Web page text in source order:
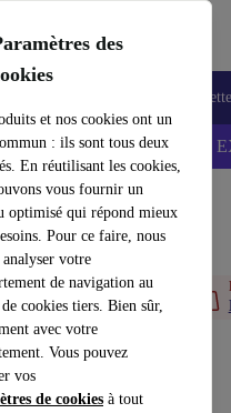
des
et nos cookies ont un
: ils sont tous deux
En réutilisant les cookies,
vous fournir un
optimisé qui répond mieux
Pour ce faire, nous
analyser votre
de navigation au
cookies tiers. Bien sûr,
avec votre
Vous pouvez
vos
de cookies à tout
💰-5%